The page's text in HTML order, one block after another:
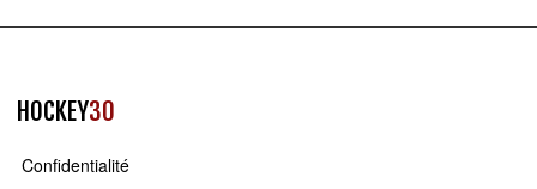
HOCKEY30
Confidentialité